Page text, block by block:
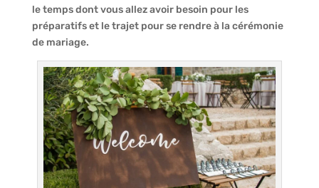
le temps dont vous allez avoir besoin pour les
préparatifs et le trajet pour se rendre à la cérémonie
de mariage.